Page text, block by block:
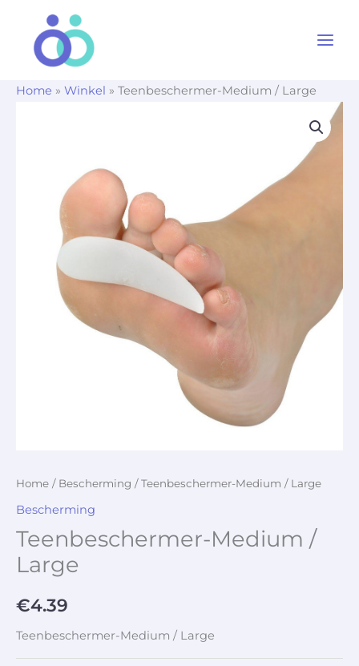
Home » Winkel » Teenbeschermer-Medium / Large
Home / Bescherming / Teenbeschermer-Medium / Large
Bescherming
Teenbeschermer-Medium /
Large
€4.39
Teenbeschermer-Medium / Large